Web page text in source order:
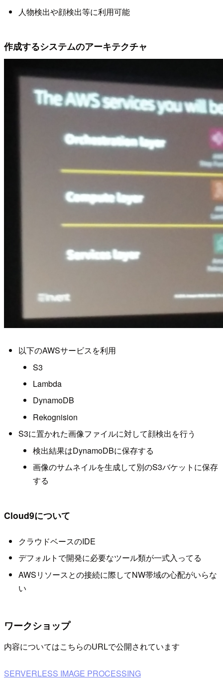
人物検出や顔検出等に利用可能
作成するシステムのアーキテクチャ
以下のAWSサービスを利用
S3
Lambda
DynamoDB
Rekognision
S3に置かれた画像ファイルに対して顔検出を行う
検出結果はDynamoDBに保存する
画像のサムネイルを生成して別のS3バケットに保存
する
Cloud9について
クラウドベースのIDE
デフォルトで開発に必要なツール類が一式入ってる
AWSリソースとの接続に際してNW帯域の心配がいらな
い
ワークショップ
内容についてはこちらのURLで公開されています
SERVERLESS IMAGE PROCESSING